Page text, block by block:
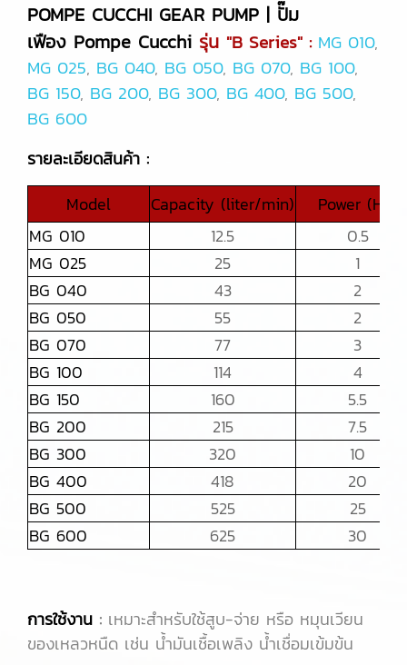
POMPE CUCCHI GEAR PUMP | ปั๊ม
เฟือง Pompe Cucchi รุ่น "B Series" : MG 010,
MG 025, BG 040, BG 050, BG 070, BG 100,
BG 150, BG 200, BG 300, BG 400, BG 500,
BG 600
รายละเอียดสินค้า :
Model
Capacity (liter/min)
Power (HP)
MG 010
12.5
0.5
MG 025
25
1
BG 040
43
2
BG 050
55
2
BG 070
77
3
BG 100
114
4
BG 150
160
5.5
BG 200
215
7.5
BG 300
320
10
BG 400
418
20
BG 500
525
25
BG 600
625 30
การใช้งาน : เหมาะสำหรับใช้สูบ-จ่าย หรือ หมุนเวียน
ของเหลวหนืด เช่น น้ำมันเชื้อเพลิง น้ำเชื่อมเข้มข้น